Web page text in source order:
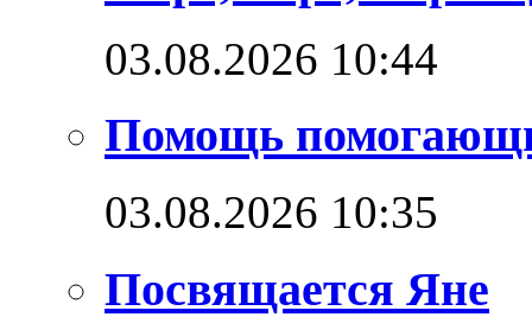
03.08.2026 10:44
Помощь
03.08.2026 10:35
Посвящается Яне